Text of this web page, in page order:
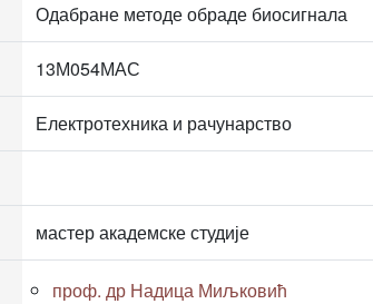
Одабране методе обраде биосигнала
13М054МАС
Електротехника и рачунарство
мастер академске студије
проф. др Надица Миљковић